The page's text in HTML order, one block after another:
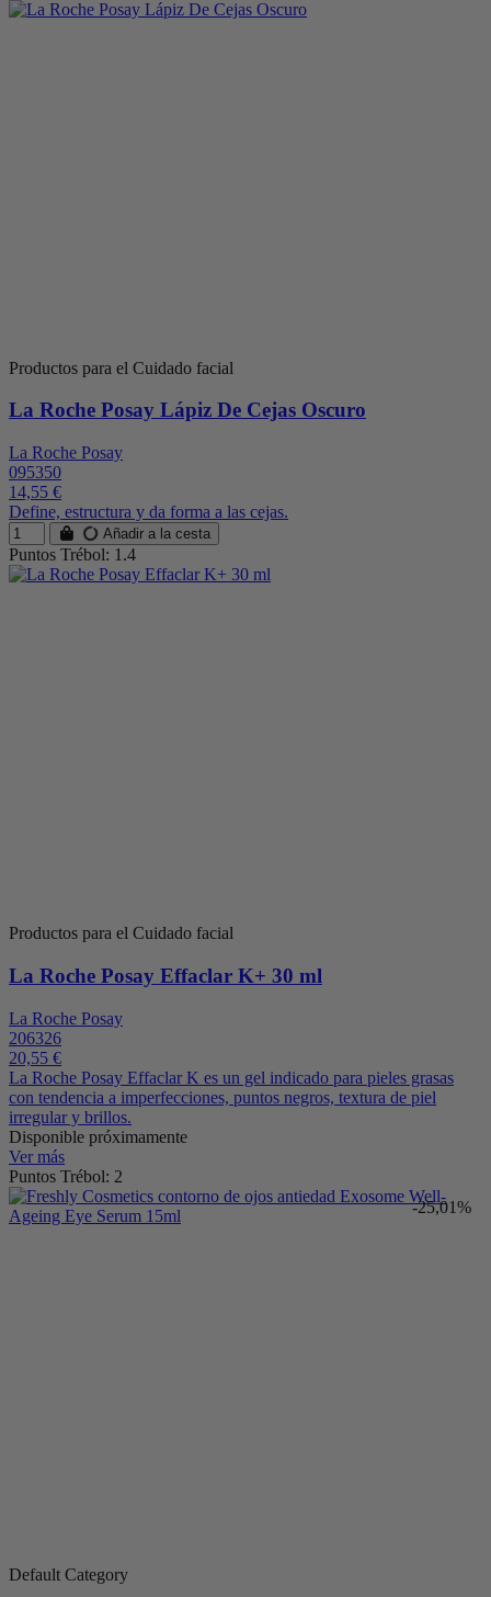
Productos para el Cuidado facial
La Roche Posay Lápiz De Cejas Oscuro
La Roche Posay
095350
14,55 €
Define, estructura y da forma a las cejas.
Añadir a la cesta
Puntos Trébol: 1.4
Productos para el Cuidado facial
La Roche Posay Effaclar K+ 30 ml
La Roche Posay
206326
20,55 €
La Roche Posay Effaclar K es un gel indicado para pieles grasas
con tendencia a imperfecciones, puntos negros, textura de piel
irregular y brillos.
Disponible próximamente
Ver más
Puntos Trébol: 2
-25,01%
Default Category